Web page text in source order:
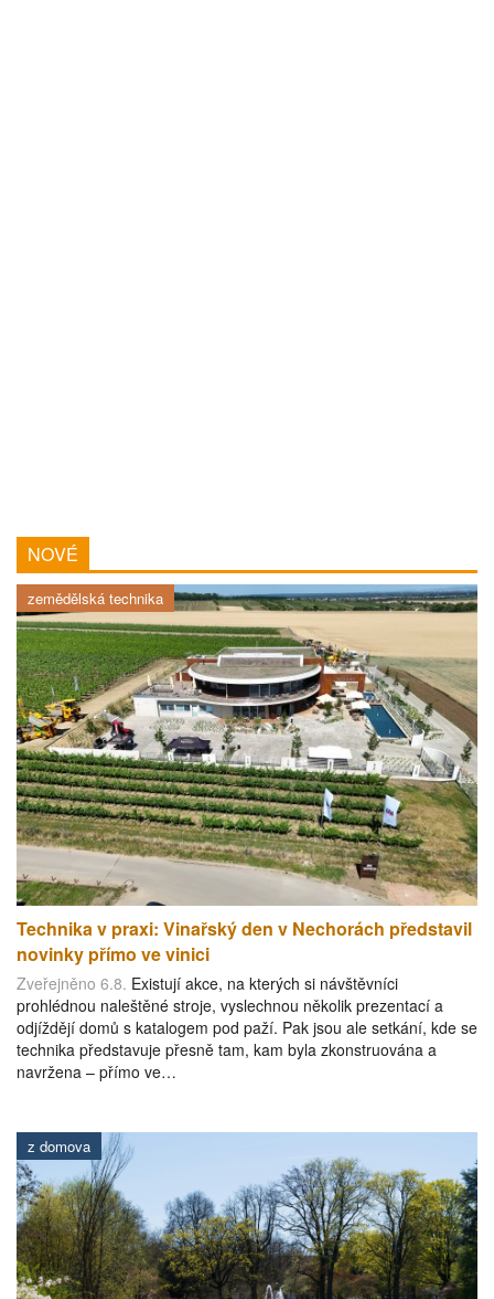
NOVÉ
zemědělská technika
Technika v praxi: Vinařský den v Nechorách představil
novinky přímo ve vinici
Zveřejněno 6.8. Existují akce, na kterých si návštěvníci
prohlédnou naleštěné stroje, vyslechnou několik prezentací a
odjíždějí domů s katalogem pod paží. Pak jsou ale setkání, kde se
technika představuje přesně tam, kam byla zkonstruována a
navržena – přímo ve…
z domova